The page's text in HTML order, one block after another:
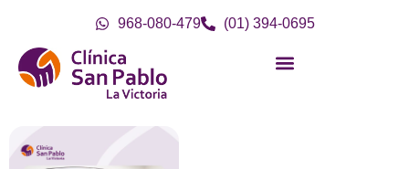
968-080-479 (01) 394-0695